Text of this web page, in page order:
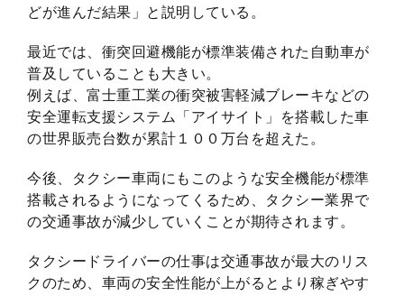
どが進んだ結果」と説明している。
最近では、衝突回避機能が標準装備された自動車が
普及していることも大きい。
例えば、富士重工業の衝突被害軽減ブレーキなどの
安全運転支援システム「アイサイト」を搭載した車
の世界販売台数が累計１００万台を超えた。
今後、タクシー車両にもこのような安全機能が標準
搭載されるようになってくるため、タクシー業界で
の交通事故が減少していくことが期待されます。
タクシードライバーの仕事は交通事故が最大のリス
クのため、車両の安全性能が上がるとより稼ぎやす